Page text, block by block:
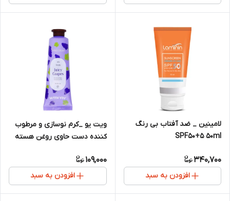
لامینین _ ضد آفتاب بی رنگ
SPF50+5 50ml
340,700
افزودن به سبد
ویت یو _کرم نوسازی و مرطوب
کننده دست حاوی روغن هسته
109,000
افزودن به سبد